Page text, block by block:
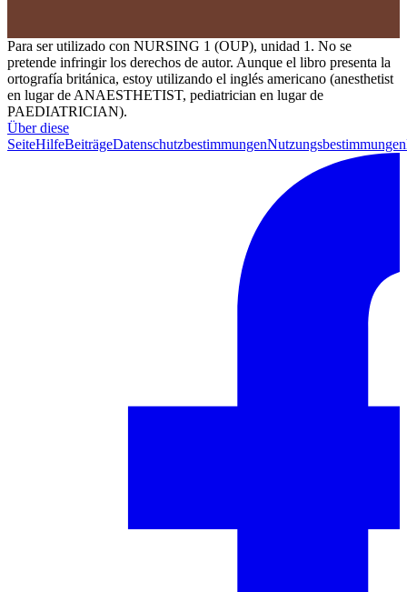
Para ser utilizado con NURSING 1 (OUP), unidad 1. No se
pretende infringir los derechos de autor. Aunque el libro presenta la
ortografía británica, estoy utilizando el inglés americano (anesthetist
en lugar de ANAESTHETIST, pediatrician en lugar de
PAEDIATRICIAN).
Über diese
SeiteHilfeBeiträgeDatenschutzbestimmungenNutzungsbestimmungen